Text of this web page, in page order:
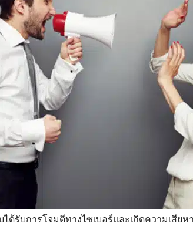
ได้รับการโจมตีทางไซเบอร์และเกิดความเสี